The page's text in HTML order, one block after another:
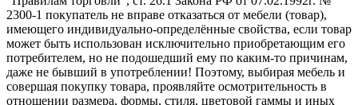
2300-1 покупатель не вправе отказаться от мебели (товар),
имеющего индивидуально-определённые свойства, если товар
может быть использован исключительно приобретающим его
потребителем, но не подошедший ему по каким-то причинам,
даже не бывший в употреблении! Поэтому, выбирая мебель и
совершая покупку товара, проявляйте осмотрительность в
отношении размера, формы, стиля, цветовой гаммы и иных